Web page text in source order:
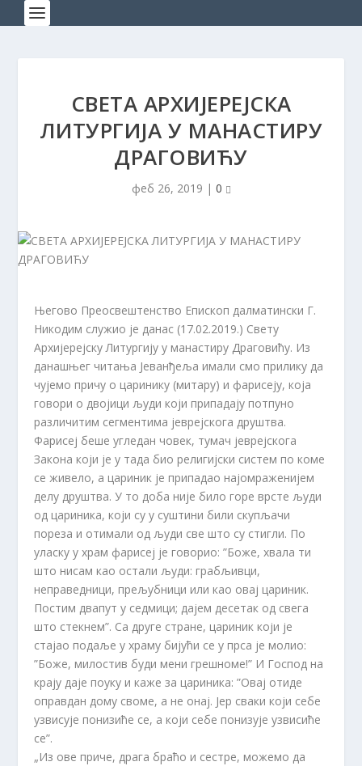
СВЕТА АРХИЈЕРЕЈСКА
ЛИТУРГИЈА У МАНАСТИРУ
ДРАГОВИЋУ
феб 26, 2019 | 0
Његово Преосвештенство Епископ далматински Г.
Никодим служио је данас (17.02.2019.) Свету
Архијерејску Литургију у манастиру Драговићу. Из
данашњег читања Јеванђеља имали смо прилику да
чујемо причу о царинику (митару) и фарисеју, која
говори о двојици људи који припадају потпуно
различитим сегментима јеврејскога друштва.
Фарисеј беше угледан човек, тумач јеврејскога
Закона који је у тада био религијски систем по коме
се живело, а цариник је припадао најомраженијем
делу друштва. У то доба није било горе врсте људи
од цариника, који су у суштини били скупљачи
пореза и отимали од људи све што су стигли. По
уласку у храм фарисеј је говорио: ”Боже, хвала ти
што нисам као остали људи: грабљивци,
неправедници, прељубници или као овај цариник.
Постим двапут у седмици; дајем десетак од свега
што стекнем”. Са друге стране, цариник који је
стајао подаље у храму бијући се у прса је молио:
”Боже, милостив буди мени грешноме!” И Господ на
крају даје поуку и каже за цариника: ”Овај отиде
оправдан дому своме, а не онај. Јер сваки који себе
узвисује понизиће се, а који себе понизује узвисиће
се”.
„Из ове приче, драга браћо и сестре, можемо да